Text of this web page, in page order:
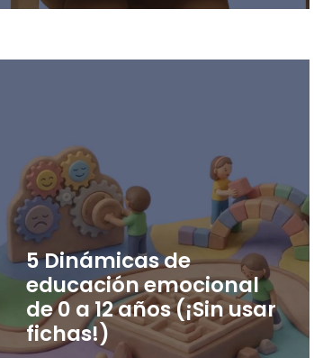
5 Dinámicas de
educación emocional
de 0 a 12 años (¡Sin usar
fichas!)